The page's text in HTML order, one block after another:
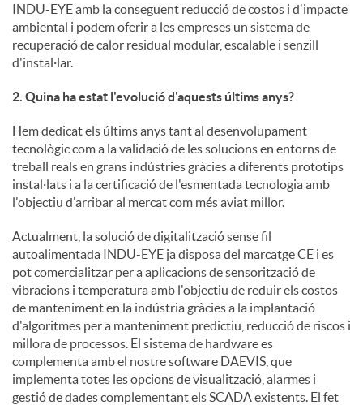
g
u
t
s
INDU-EYE amb la consegüent reducció de costos i d'impacte
ambiental i podem oferir a les empreses un sistema de
recuperació de calor residual modular, escalable i senzill
d'instal·lar.
2. Quina ha estat l'evolució d'aquests últims anys?
Hem dedicat els últims anys tant al desenvolupament
tecnològic com a la validació de les solucions en entorns de
treball reals en grans indústries gràcies a diferents prototips
instal·lats i a la certificació de l'esmentada tecnologia amb
l'objectiu d'arribar al mercat com més aviat millor.
Actualment, la solució de digitalització sense fil
autoalimentada INDU-EYE ja disposa del marcatge CE i es
pot comercialitzar per a aplicacions de sensorització de
vibracions i temperatura amb l'objectiu de reduir els costos
de manteniment en la indústria gràcies a la implantació
d'algoritmes per a manteniment predictiu, reducció de riscos i
millora de processos. El sistema de hardware es
complementa amb el nostre software DAEVIS, que
implementa totes les opcions de visualització, alarmes i
gestió de dades complementant els SCADA existents. El fet